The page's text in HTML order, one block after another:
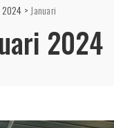
2024 > Januari
2024